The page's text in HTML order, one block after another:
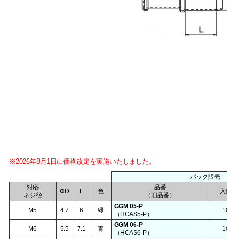
※2026年8月1日に価格改定を実施いたしました。
パック販売
対応
ネジ径
ΦD L 色
品番
（旧品番）
M5 4.7 6 緑
GGM 05-P
（HCAS5-P）
M6 5.5 7.1 青
GGM 06-P
（HCAS6-P）